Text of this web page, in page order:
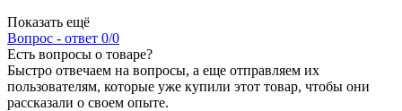
Показать ещё
Вопрос - ответ 0/0
Есть вопросы о товаре?
Быстро отвечаем на вопросы, а еще отправляем их
пользователям, которые уже купили этот товар, чтобы они
рассказали о своем опыте.